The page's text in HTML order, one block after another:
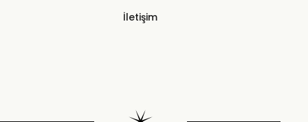
İletişim